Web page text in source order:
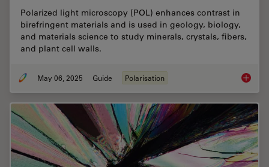
Polarized light microscopy (POL) enhances contrast in
birefringent materials and is used in geology, biology,
and materials science to study minerals, crystals, fibers,
and plant cell walls.
May 06, 2025 Guide Polarisation A